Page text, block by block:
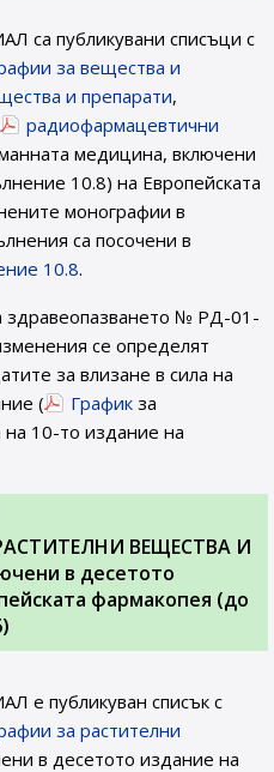
са публикувани списъци с
за вещества и
и препарати,
радиофармацевтични
медицина, включени
10.8) на Европейската
монографии в
са посочени в
10.8.
здравеопазването № РД-01-
се определят
за влизане в сила на
(
График за
на 10-то издание на
ВЕЩЕСТВА И
в десетото
фармакопея (до
e публикуван списък с
за растителни
в десетото издание на